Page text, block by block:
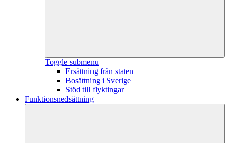
Toggle submenu
Ersättning från staten
Bosättning i Sverige
Stöd till flyktingar
Funktionsnedsättning